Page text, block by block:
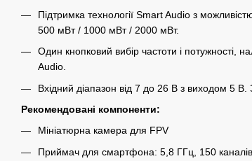
Підтримка технології Smart Audio з
500 мВт / 1000 мВт / 2000 мВт.
Один кнопковий вибір частоти і потужності,
Audio.
Вхідний діапазон від 7 до 26 В з виходом 5
Рекомендовані компоненти:
Мініатюрна камера для FPV
Приймач для смартфона: 5,8 ГГц, 150 каналів